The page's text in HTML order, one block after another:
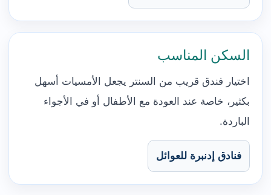
السكن المناسب
اختيار فندق قريب من السنتر يجعل الأمسيات أسهل
بكثير، خاصة عند العودة مع الأطفال أو في الأجواء
الباردة.
فنادق إدنبرة للعوائل